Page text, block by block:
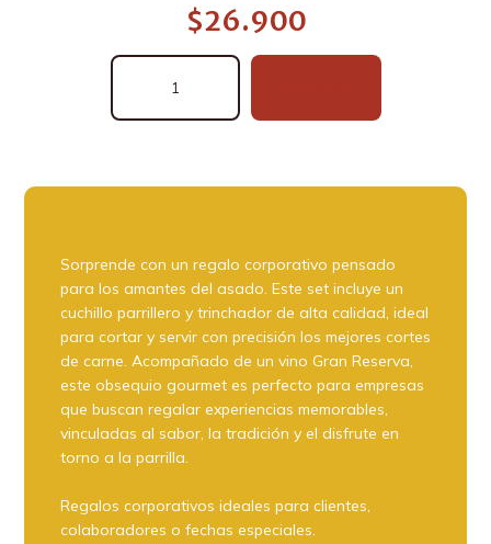
$26.900
Set
Cuchillo
Vino
cantidad
Sorprende con un regalo corporativo pensado
para los amantes del asado. Este set incluye un
cuchillo parrillero y trinchador de alta calidad, ideal
para cortar y servir con precisión los mejores cortes
de carne. Acompañado de un vino Gran Reserva,
este obsequio gourmet es perfecto para empresas
que buscan regalar experiencias memorables,
vinculadas al sabor, la tradición y el disfrute en
torno a la parrilla.
Regalos corporativos ideales para clientes,
colaboradores o fechas especiales.